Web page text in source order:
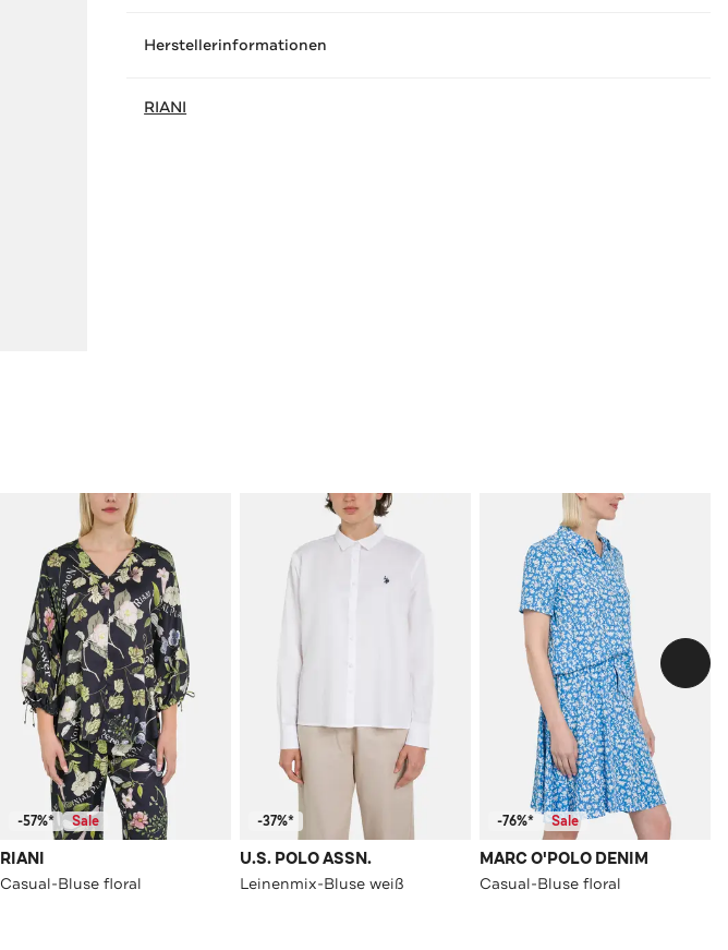
Herstellerinformationen
RIANI
-57%* Sale
RIANI
Casual-Bluse floral
-37%*
U.S. POLO ASSN.
Leinenmix-Bluse weiß
-76%* Sale
MARC O'POLO DENIM
Casual-Bluse floral